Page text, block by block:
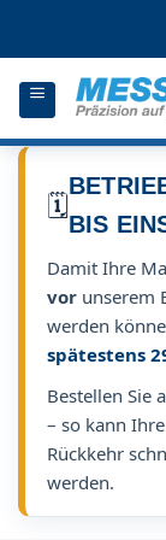
🗓️
BIS
Damit Ihre
vor unserem
werden
spätestens
Bestellen Sie
– so kann
Rückkehr
werden.